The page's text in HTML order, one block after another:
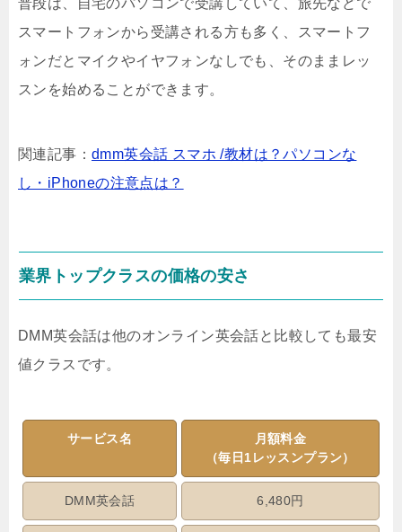
普段は、自宅のパソコンで受講していて、旅先などで
スマートフォンから受講される方も多く、スマートフ
ォンだとマイクやイヤフォンなしでも、そのままレッ
スンを始めることができます。
関連記事： dmm英会話 スマホ /教材は？パソコンな
し・iPhoneの注意点は？
業界トップクラスの価格の安さ
DMM英会話は他のオンライン英会話と比較しても最安
値クラスです。
サービス名
月額料金
（毎日1レッスンプラン）
DMM英会話 6,480円